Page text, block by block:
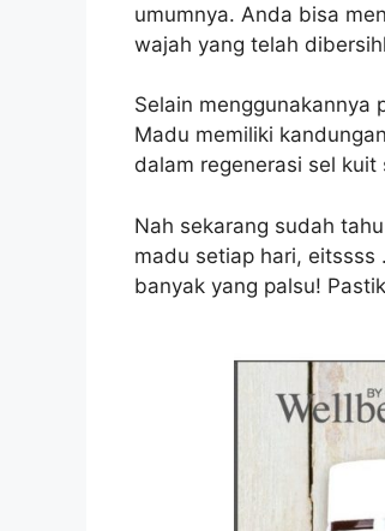
umumnya. Anda bisa
wajah yang telah
Selain menggunakannya
Madu memiliki
dalam regenerasi sel
Nah sekarang sudah
madu setiap hari, eitssss
banyak yang palsu!